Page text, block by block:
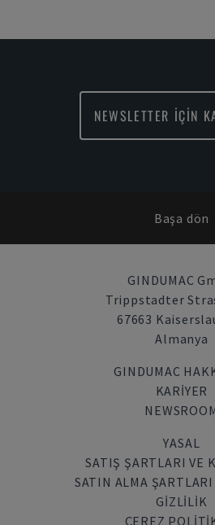
NEWSLETTER İÇİN
Başa dön
GINDUMAC
Trippstadter
67663
Almanya
GINDUMAC
KARIYER
YASAL
SATIŞ ŞARTLARI VE
SATIN ALMA ŞARTLARI
GİZLİLİK
ÇEREZ